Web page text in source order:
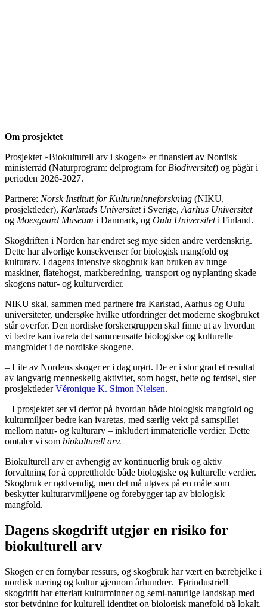
Om prosjektet
Prosjektet «Biokulturell arv i skogen» er finansiert av Nordisk
ministerråd (Naturprogram: delprogram for Biodiversitet) og pågår i
perioden 2026-2027.
Partnere: Norsk Institutt for Kulturminneforskning (NIKU,
prosjektleder), Karlstads Universiteti Sverige, Aarhus Universitet
og Moesgaard Museum i Danmark, og Oulu Universiteti Finland.
Skogdriften i Norden har endret seg mye siden andre verdenskrig.
Dette har alvorlige konsekvenser for biologisk mangfold og
kulturarv. I dagens intensive skogbruk kan bruken av tunge
maskiner, flatehogst, markberedning, transport og nyplanting skade
skogens natur- og kulturverdier.
NIKU skal, sammen med partnere fra Karlstad, Aarhus og Oulu
universiteter, undersøke hvilke utfordringer det moderne skogbruket
står overfor. Den nordiske forskergruppen skal finne ut av hvordan
vi bedre kan ivareta det sammensatte biologiske og kulturelle
mangfoldet i de nordiske skogene.
– Lite av Nordens skoger er i dag urørt. De er i stor grad et resultat
av langvarig menneskelig aktivitet, som hogst, beite og ferdsel, sier
prosjektlederVéronique K. Simon Nielsen.
– I prosjektet ser vi derfor på hvordan både biologisk mangfold og
kulturmiljøer bedre kan ivaretas, med særlig vekt på samspillet
mellom natur- og kulturarv – inkludert immaterielle verdier. Dette
omtaler vi som biokulturell arv.
Biokulturell arv er avhengig av kontinuerlig bruk og aktiv
forvaltning for å opprettholde både biologiske og kulturelle verdier.
Skogbruk er nødvendig, men det må utøves på en måte som
beskytter kulturarvmiljøene og forebygger tap av biologisk
mangfold.
Dagens skogdrift utgjør en risiko for
biokulturell arv
Skogen er en fornybar ressurs, og skogbruk har vært en bærebjelke i
nordisk næring og kultur gjennom århundrer. Førindustriell
skogdrift har etterlatt kulturminner og semi-naturlige landskap med
stor betydning for kulturell identitet og biologisk mangfold på lokalt,